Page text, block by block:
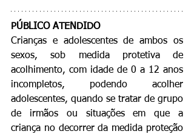
PÚBLICO ATENDIDO
Crianças e adolescentes de ambos os
sexos, sob medida protetiva de
acolhimento, com idade de 0 a 12 anos
incompletos, podendo acolher
adolescentes, quando se tratar de grupo
de irmãos ou situações em que a
criança no decorrer da medida proteção